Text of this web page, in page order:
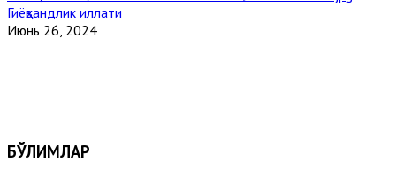
Гиёҳвандлик иллати
Июнь 26, 2024
БЎЛИМЛАР